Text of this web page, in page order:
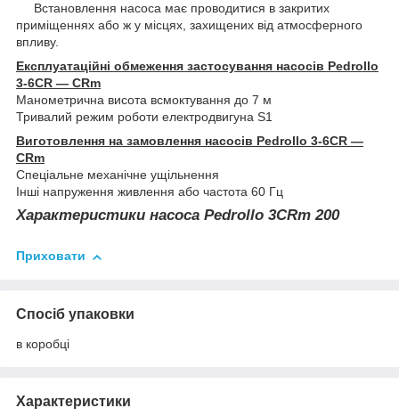
Встановлення насоса має проводитися в закритих
приміщеннях або ж у місцях, захищених від атмосферного
впливу.
Експлуатаційні обмеження застосування насосів Pedrollo
3-6CR — CRm
Манометрична висота всмоктування до 7 м
Тривалий режим роботи електродвигуна S1
Виготовлення на замовлення насосів Pedrollo 3-6CR —
CRm
Спеціальне механічне ущільнення
Інші напруження живлення або частота 60 Гц
Характеристики насоса Pedrollo 3CRm 200
Приховати
Спосіб упаковки
в коробці
Характеристики